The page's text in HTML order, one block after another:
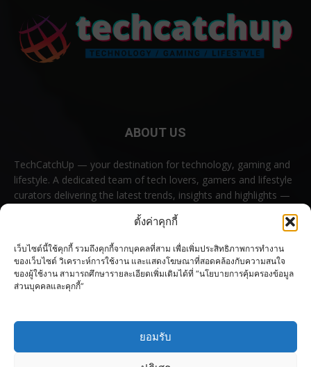
ตั้งค่าคุกกี้
เว็บไซต์นี้ใช้คุกกี้ รวมถึงคุกกี้จากบุคคลที่สาม เพื่อเพิ่มประสิทธิภาพการทำงาน
ของเว็บไซต์ วิเคราะห์การใช้งาน และแสดงโฆษณาที่สอดคล้องกับความสนใจ
ของผู้ใช้งาน สามารถศึกษารายละเอียดเพิ่มเติมได้ที่ “นโยบายการคุ้มครองข้อมูล
ส่วนบุคคลและคุกกี้”
ยอมรับ
ABOUT US
TechCatchUp — your destination for technology, gaming and
lifestyle. A dedicated team of tech lovers, gamers and lifestyle
curators delivering the latest trends, insights and highlights —
Contact us: contact@techcatchup.net